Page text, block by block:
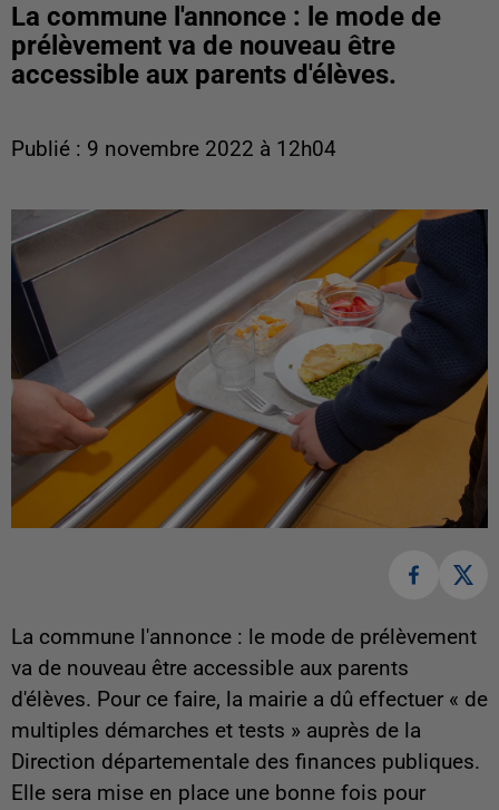
La commune l'annonce : le mode de
prélèvement va de nouveau être
accessible aux parents d'élèves.
Publié : 9 novembre 2022 à 12h04
La commune l'annonce : le mode de prélèvement
va de nouveau être accessible aux parents
d'élèves. Pour ce faire, la mairie a dû effectuer « de
multiples démarches et tests » auprès de la
Direction départementale des finances publiques.
Elle sera mise en place une bonne fois pour